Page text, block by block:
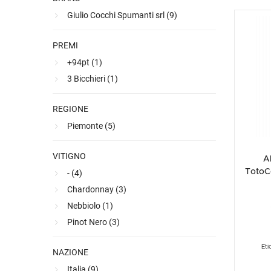
Giulio Cocchi Spumanti srl (9)
PREMI
+94pt (1)
3 Bicchieri (1)
REGIONE
Piemonte (5)
VITIGNO
- (4)
Chardonnay (3)
Nebbiolo (1)
Pinot Nero (3)
NAZIONE